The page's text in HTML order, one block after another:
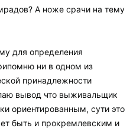
А ноже срачи на тему
для определения
ни в одном из
принадлежности
вывод что выживальщик
ориентированным, сути это
быть и прокремлевским и